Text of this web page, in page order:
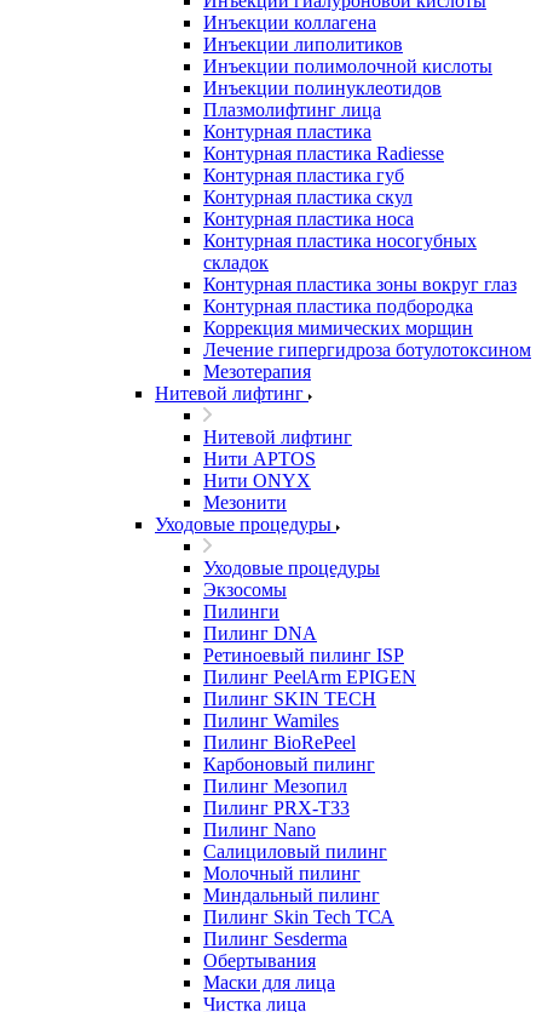
Инъекции коллагена
Инъекции липолитиков
Инъекции полимолочной кислоты
Инъекции полинуклеотидов
Плазмолифтинг лица
Контурная пластика
Контурная пластика Radiesse
Контурная пластика губ
Контурная пластика скул
Контурная пластика носа
Контурная пластика носогубных
складок
Контурная пластика зоны вокруг глаз
Контурная пластика подбородка
Коррекция мимических морщин
Лечение гипергидроза ботулотоксином
Мезотерапия
Нитевой лифтинг
Нитевой лифтинг
Нити APTOS
Нити ONYX
Мезонити
Уходовые процедуры
Уходовые процедуры
Экзосомы
Пилинги
Пилинг DNA
Ретиноевый пилинг ISP
Пилинг PeelArm EPIGEN
Пилинг SKIN TECH
Пилинг Wamiles
Пилинг BioRePeel
Карбоновый пилинг
Пилинг Мезопил
Пилинг PRX-T33
Пилинг Nano
Салициловый пилинг
Молочный пилинг
Миндальный пилинг
Пилинг Skin Tech ТСА
Пилинг Sesderma
Обертывания
Маски для лица
Чистка лица